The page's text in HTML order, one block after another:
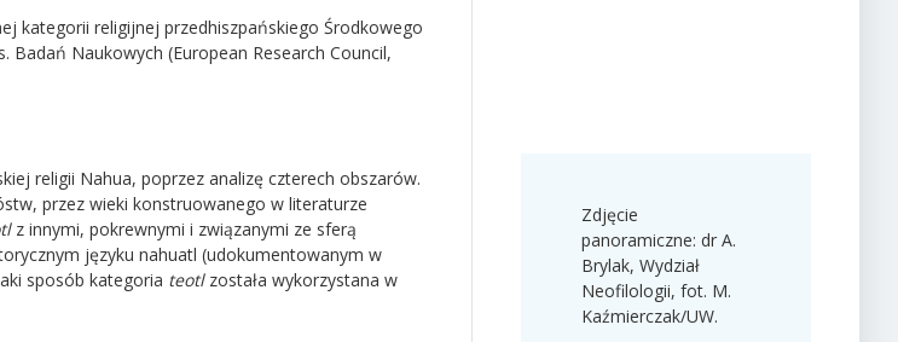
kategorii religijnej przedhiszpańskiego Środkowego
Badań Naukowych (European Research Council,
religii Nahua, poprzez analizę czterech obszarów.
przez wieki konstruowanego w literaturze
z innymi, pokrewnymi i związanymi ze sferą
języku nahuatl (udokumentowanym w
sposób kategoria teotlzostała wykorzystana w
Zdjęcie
panoramiczne: dr A.
Brylak, Wydział
Neofilologii, fot. M.
Kaźmierczak/UW.